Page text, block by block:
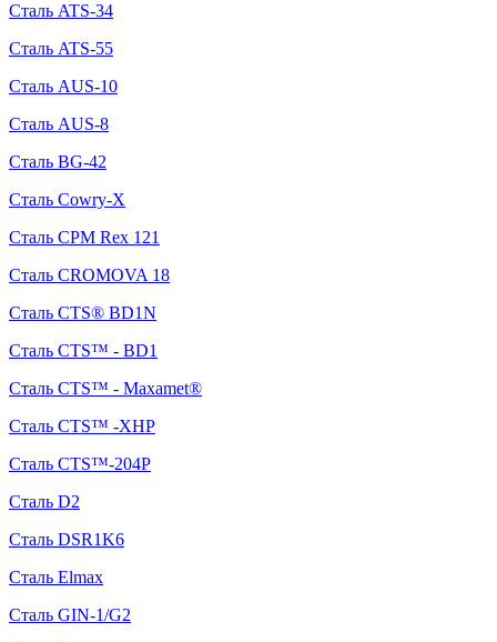
Сталь ATS-34
Сталь ATS-55
Сталь AUS-10
Сталь AUS-8
Сталь BG-42
Сталь Cowry-X
Сталь CPM Rex 121
Сталь CROMOVA 18
Сталь CTS® BD1N
Сталь CTS™ - BD1
Сталь CTS™ - Maxamet®
Сталь CTS™ -XHP
Сталь CTS™-204P
Сталь D2
Сталь DSR1K6
Сталь Elmax
Сталь GIN-1/G2